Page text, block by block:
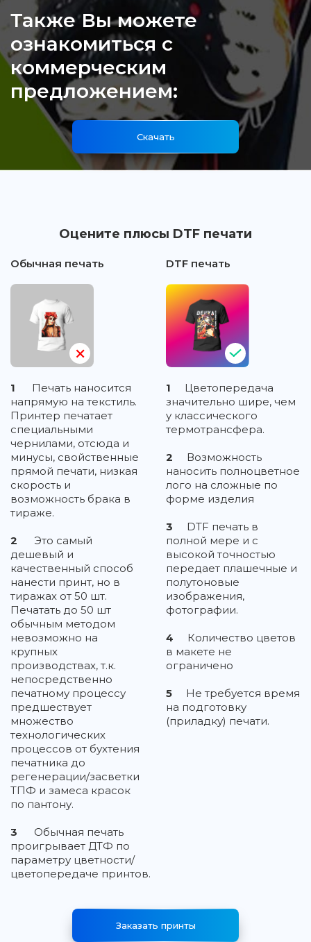
Также Вы можете
ознакомиться с
коммерческим
предложением:
Скачать
Оцените плюсы DTF печати
Обычная печать
1
Печать наносится
напрямую на текстиль.
Принтер печатает
специальными
чернилами, отсюда и
минусы, свойственные
прямой печати, низкая
скорость и
возможность брака в
тираже.
2
Это самый
дешевый и
качественный способ
нанести принт, но в
тиражах от 50 шт.
Печатать до 50 шт
обычным методом
невозможно на
крупных
производствах, т.к.
непосредственно
печатному процессу
предшествует
множество
технологических
процессов от бухтения
печатника до
регенерации/засветки
ТПФ и замеса красок
по пантону.
3
Обычная печать
проигрывает ДТФ по
параметру цветности/
цветопередаче принтов.
DTF печать
1
Цветопередача
значительно шире, чем
у классического
термотрансфера.
2
Возможность
наносить полноцветное
лого на сложные по
форме изделия
3
DTF печать в
полной мере и с
высокой точностью
передает плашечные и
полутоновые
изображения,
фотографии.
4
Количество цветов
в макете не
ограничено
5
Не требуется время
на подготовку
(приладку) печати.
Заказать принты